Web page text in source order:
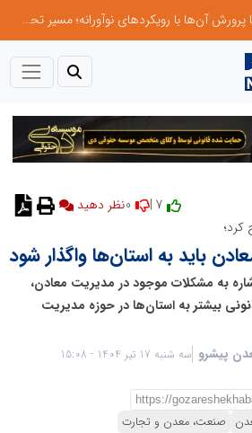
از کشف استعدادهای ناب تا پرورش آن‌ها با رویکردهای نوآورانه؛ مسیر تحول‌آفرین شنای ایران در سطح جهانی
نظر دهید
کرد؛
باید به استان‌ها واگذار شود
به مشکلات موجود در مدیریت معادن،
بیشتر به استان‌ها در حوزه مدیریت
پیشرو سه شنبه 17 تیر 1404 - 15:08
صنعت، معدن و تجارت